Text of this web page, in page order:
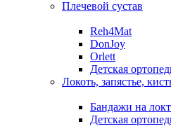
Плечевой сустав
Reh4Mat
DonJoy
Orlett
Детская
Локоть, запястье,
Бандажи на
Детская